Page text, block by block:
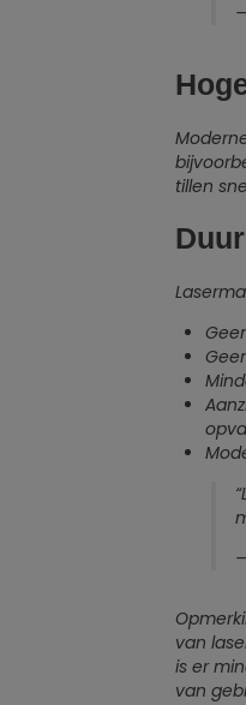
tillen
van
is er
van